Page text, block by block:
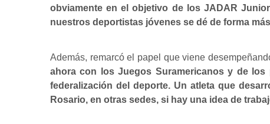
obviamente en el objetivo de los JADAR
nuestros deportistas jóvenes se dé de forma
Además, remarcó el papel que viene
ahora con los Juegos Suramericanos y de los
federalización del deporte. Un atleta que
Rosario, en otras sedes, si hay una idea de